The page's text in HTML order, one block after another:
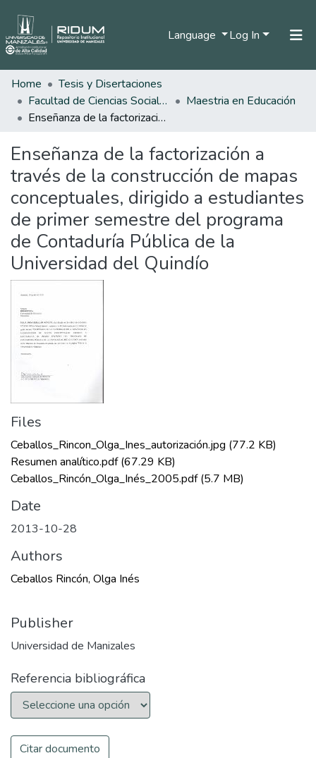
Language Log In
Home
Tesis y Disertaciones
Facultad de Ciencias Sociales y Humanas
Maestria en Educación
Enseñanza de la factorización a través de la construcción de mapas conceptuales, dirigido a estudiantes de primer semestre del programa de Contaduría Pública de la Universidad del Quindío
Enseñanza de la factorización a
través de la construcción de mapas
conceptuales, dirigido a estudiantes
de primer semestre del programa
de Contaduría Pública de la
Universidad del Quindío
Files
Ceballos_Rincon_Olga_Ines_autorización.jpg (77.2 KB)
Resumen analítico.pdf(67.29 KB)
Ceballos_Rincón_Olga_Inés_2005.pdf(5.7 MB)
Date
2013-10-28
Authors
Ceballos Rincón, Olga Inés
Publisher
Universidad de Manizales
Referencia bibliográfica
Citar documento